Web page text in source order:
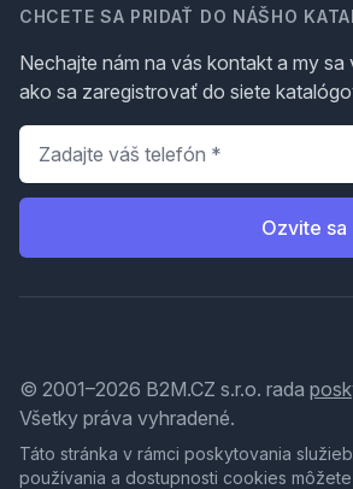
CHCETE SA PRIDAŤ DO NÁŠHO
Nechajte nám na vás kontakt a my
ako sa zaregistrovať do siete
Telefón
Ozvite sa
© 2001–2026 B2M.CZ s.r.o. rada
Všetky práva vyhradené.
Táto stránka v rámci poskytovania
používania a dostupnosti cookies